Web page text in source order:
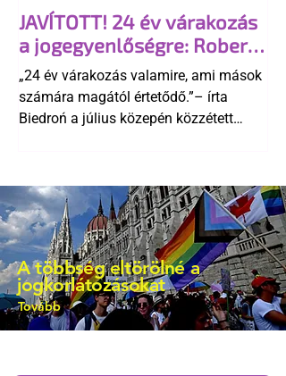
elismerését. Közben az ellenzéken belül
is vita robbant ki arról, hogy vissza
kellene-e vonni a kormány konzervatív
alkotmánymódosítását
JAVÍTOTT! 24 év várakozás
a jogegyenlőségre: Robert
Biedroń megindító üzenete
a lengyel bejegyzett
élettársi kapcsolatokért
„24 év várakozás valamire, ami mások
számára magától értetődő.”– írta
Biedroń a július közepén közzétett
A többség eltörölné a
jogkorlátozásokat
Tovább